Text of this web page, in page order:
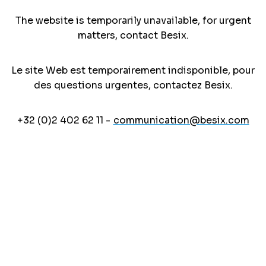
The website is temporarily unavailable, for urgent
matters, contact Besix.
Le site Web est temporairement indisponible, pour
des questions urgentes, contactez Besix.
+32 (0)2 402 62 11 - communication@besix.com